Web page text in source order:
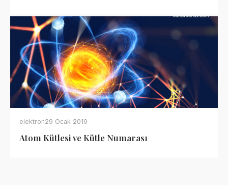
elektron29 Ocak 2019
Atom Kütlesi ve Kütle Numarası